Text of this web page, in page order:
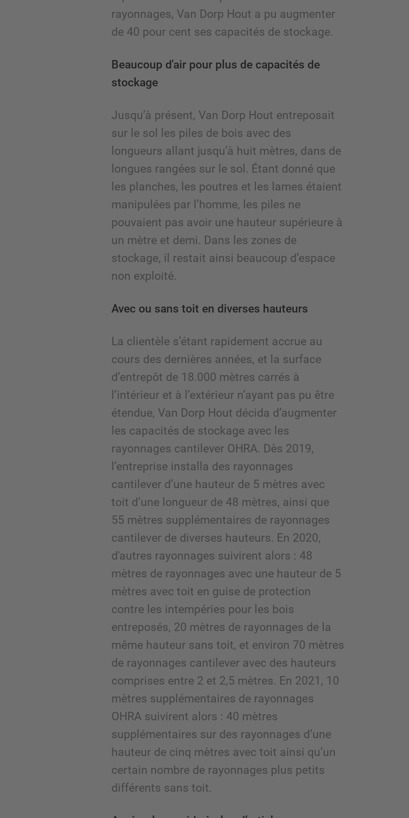
rayonnages, Van Dorp Hout a pu augmenter
de 40 pour cent ses capacités de stockage.
Beaucoup d'air pour plus de capacités de
stockage
Jusqu’à présent, Van Dorp Hout entreposait
sur le sol les piles de bois avec des
longueurs allant jusqu’à huit mètres, dans de
longues rangées sur le sol. Étant donné que
les planches, les poutres et les lames étaient
manipulées par l’homme, les piles ne
pouvaient pas avoir une hauteur supérieure à
un mètre et demi. Dans les zones de
stockage, il restait ainsi beaucoup d’espace
non exploité.
Avec ou sans toit en diverses hauteurs
La clientèle s’étant rapidement accrue au
cours des dernières années, et la surface
d’entrepôt de 18.000 mètres carrés à
l’intérieur et à l’extérieur n’ayant pas pu être
étendue, Van Dorp Hout décida d’augmenter
les capacités de stockage avec les
rayonnages cantilever OHRA. Dès 2019,
l’entreprise installa des rayonnages
cantilever d’une hauteur de 5 mètres avec
toit d’une longueur de 48 mètres, ainsi que
55 mètres supplémentaires de rayonnages
cantilever de diverses hauteurs. En 2020,
d'autres rayonnages suivirent alors : 48
mètres de rayonnages avec une hauteur de 5
mètres avec toit en guise de protection
contre les intempéries pour les bois
entreposés, 20 mètres de rayonnages de la
même hauteur sans toit, et environ 70 mètres
de rayonnages cantilever avec des hauteurs
comprises entre 2 et 2,5 mètres. En 2021, 10
mètres supplémentaires de rayonnages
OHRA suivirent alors : 40 mètres
supplémentaires sur des rayonnages d’une
hauteur de cinq mètres avec toit ainsi qu’un
certain nombre de rayonnages plus petits
différents sans toit.